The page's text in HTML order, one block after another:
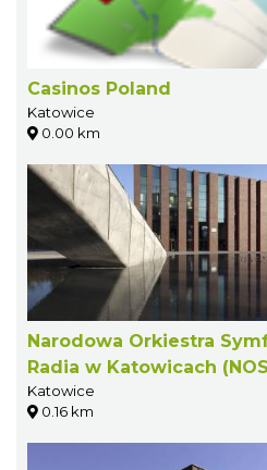
Casinos Poland
Katowice
0.00 km
Narodowa Orkiestra
Radia w Katowicach
Katowice
0.16 km